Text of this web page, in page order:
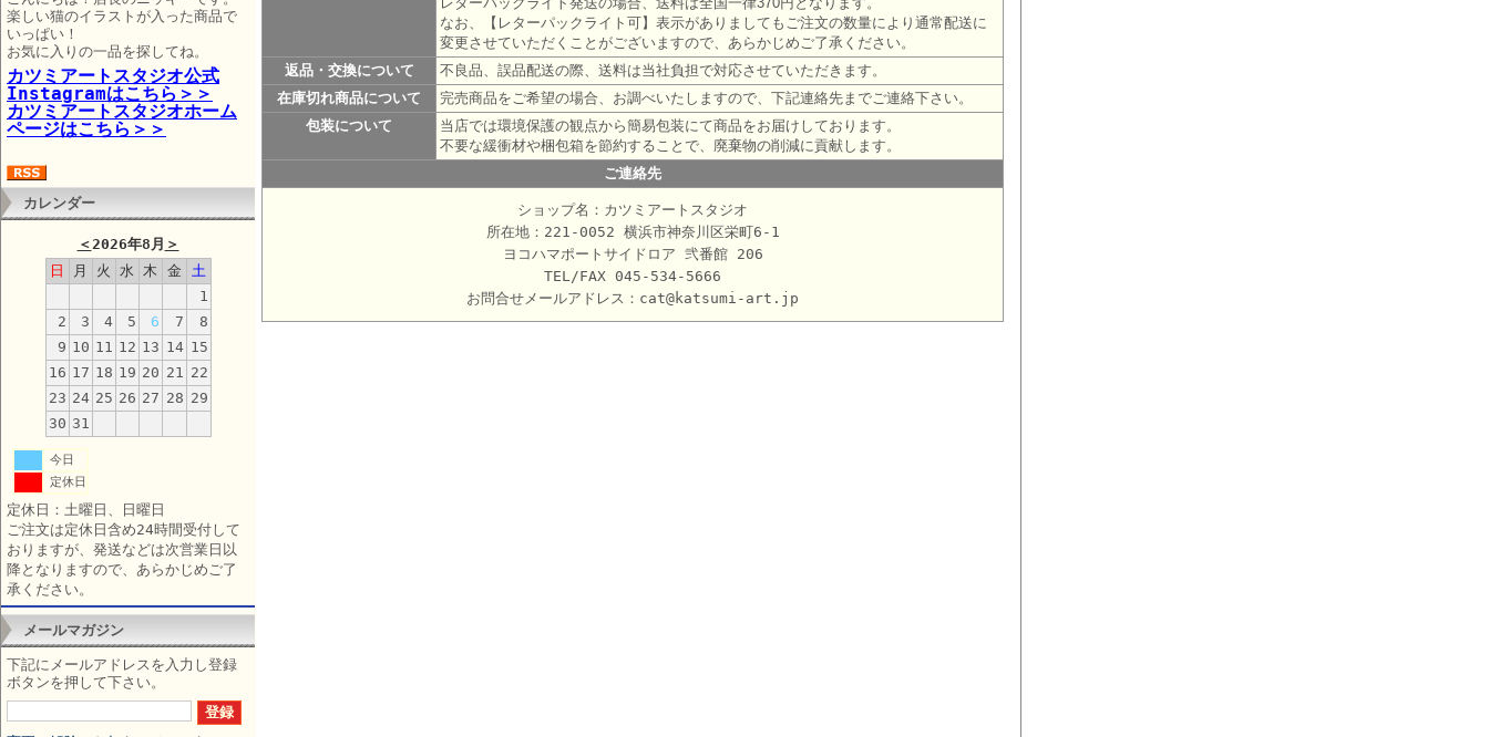
楽しい猫のイラストが入った商品で
いっぱい！
お気に入りの一品を探してね。
カツミアートスタジオ公式
Instagramはこちら＞＞
カツミアートスタジオホーム
ページはこちら＞＞
カレンダー
＜ 2026年8月 ＞
日
月 火 水 木 金
土
1
2
3 4 5 6 7
8
9 10 11 12 13 14 15
16 17 18 19 20 21
22
23 24 25 26 27 28 29
30 31
今日
定休日
定休日：土曜日、日曜日
ご注文は定休日含め24時間受付して
おりますが、発送などは次営業日以
降となりますので、あらかじめご了
承ください。
メールマガジン
下記にメールアドレスを入力し登録
ボタンを押して下さい。
なお、【レターパックライト可】表示がありましてもご注文の数量により通常配送に
変更させていただくことがございますので、あらかじめご了承ください。
返品・交換について
不良品、誤品配送の際、送料は当社負担で対応させていただきます。
在庫切れ商品について
完売商品をご希望の場合、お調べいたしますので、下記連絡先までご連絡下さい。
包装について
当店では環境保護の観点から簡易包装にて商品をお届けしております。
不要な緩衝材や梱包箱を節約することで、廃棄物の削減に貢献します。
ご連絡先
ショップ名：カツミアートスタジオ
所在地：221-0052 横浜市神奈川区栄町6-1
ヨコハマポートサイドロア 弐番館 206
TEL/FAX 045-534-5666
お問合せメールアドレス： cat@katsumi-art.jp